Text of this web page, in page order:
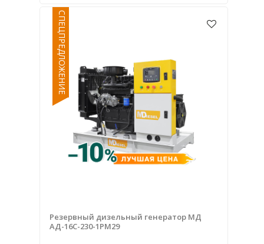
СПЕЦПРЕДЛОЖЕНИЕ
Резервный дизельный генератор МД
АД-16С-230-1РМ29